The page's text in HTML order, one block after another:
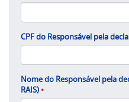
CPF do Responsável pela
Nome do Responsável pela
RAIS) •